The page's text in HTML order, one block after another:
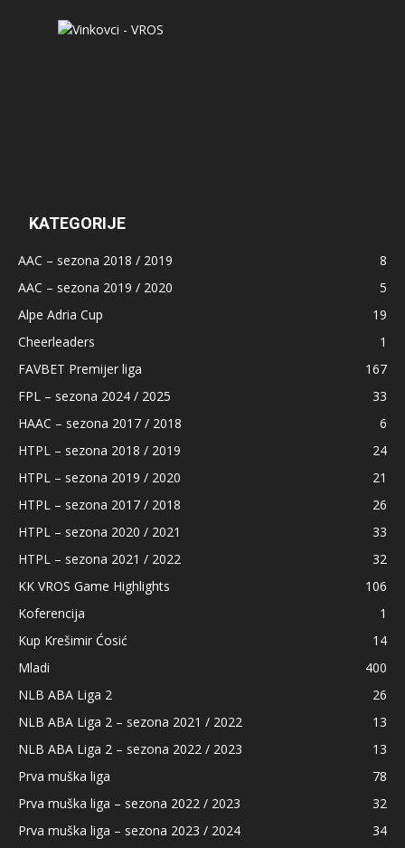
KATEGORIJE
AAC – sezona 2018 / 2019
8
AAC – sezona 2019 / 2020
5
Alpe Adria Cup
19
Cheerleaders
1
FAVBET Premijer liga
167
FPL – sezona 2024 / 2025
33
HAAC – sezona 2017 / 2018
6
HTPL – sezona 2018 / 2019
24
HTPL – sezona 2019 / 2020
21
HTPL – sezona 2017 / 2018
26
HTPL – sezona 2020 / 2021
33
HTPL – sezona 2021 / 2022
32
KK VROS Game Highlights
106
Koferencija
1
Kup Krešimir Ćosić
14
Mladi
400
NLB ABA Liga 2
26
NLB ABA Liga 2 – sezona 2021 / 2022
13
NLB ABA Liga 2 – sezona 2022 / 2023
13
Prva muška liga
78
Prva muška liga – sezona 2022 / 2023
32
Prva muška liga – sezona 2023 / 2024
34